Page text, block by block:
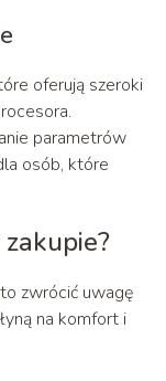
oferują szeroki
parametrów
osób, które
zwrócić uwagę
na komfort i